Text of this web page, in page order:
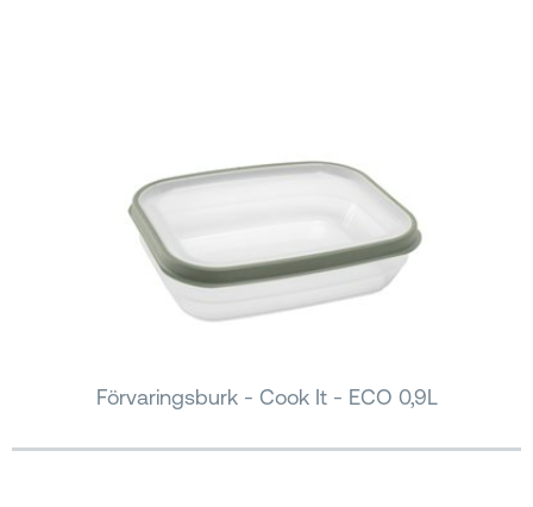
Förvaringsburk - Cook It - ECO 0,9L